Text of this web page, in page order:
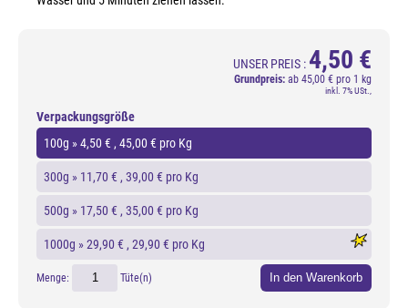
UNSER PREIS : 4,50 €
Grundpreis: ab 45,00 € pro 1 kg
inkl. 7% USt.,
Verpackungsgröße
100g »4,50 € , 45,00 € pro Kg
300g » 11,70 € , 39,00 € pro Kg
500g » 17,50 € , 35,00 € pro Kg
1000g »29,90 € , 29,90 € pro Kg
Menge: Tüte(n) In den Warenkorb